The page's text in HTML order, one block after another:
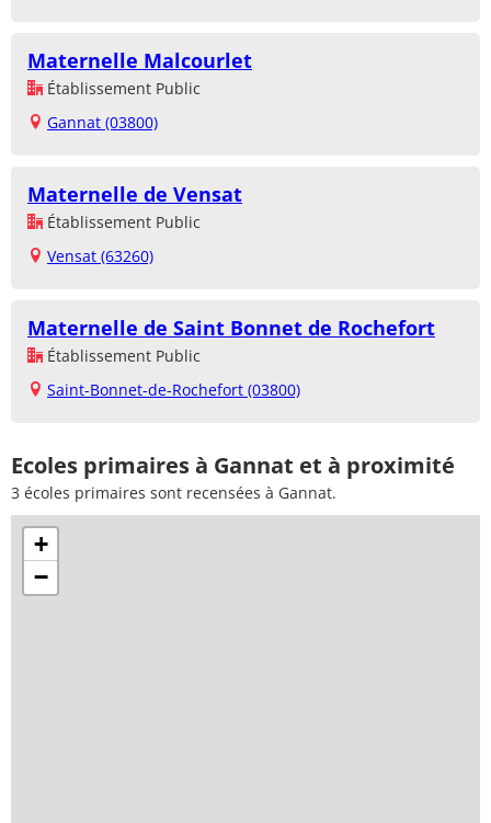
Maternelle Malcourlet
Établissement Public
Gannat (03800)
Maternelle de Vensat
Établissement Public
Vensat (63260)
Maternelle de Saint Bonnet de Rochefort
Établissement Public
Saint-Bonnet-de-Rochefort (03800)
Ecoles primaires à Gannat et à proximité
3 écoles primaires sont recensées à Gannat.
+
−